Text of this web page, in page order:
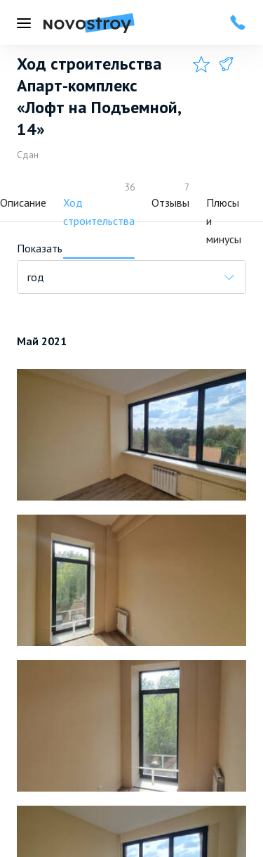
Меню
Ход строительства
Апарт-комплекс
«Лофт на Подъемной,
14»
Добавить в
Сдан
Описание
36
Ход
строительства
7
Отзывы
Плюсы
и
минусы
Показать
год
Май 2021